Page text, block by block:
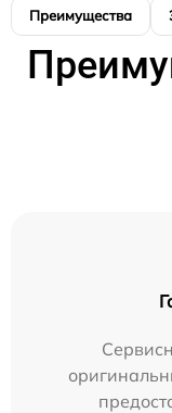
Преимущества